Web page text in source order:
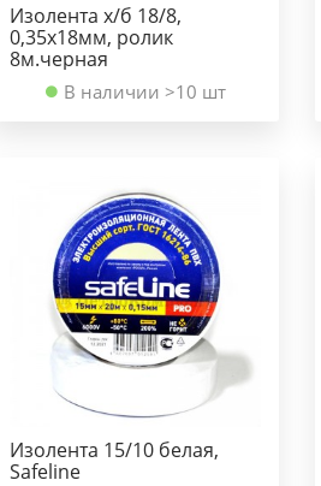
Изолента х/б 18/8,
0,35х18мм, ролик
8м.черная
В наличии >10 шт
Изолента 15/10 белая,
Safeline